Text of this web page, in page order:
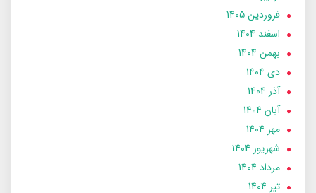
فروردین 1405
اسفند 1404
بهمن 1404
دی 1404
آذر 1404
آبان 1404
مهر 1404
شهریور 1404
مرداد 1404
تير 1404